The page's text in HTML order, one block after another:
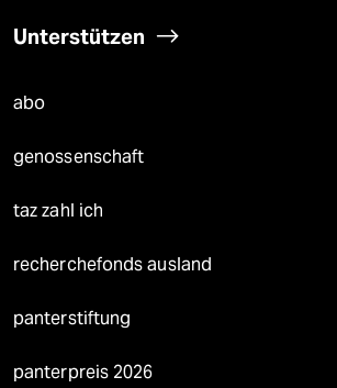
Unterstützen
abo
genossenschaft
taz zahl ich
recherchefonds ausland
panterstiftung
panterpreis 2026